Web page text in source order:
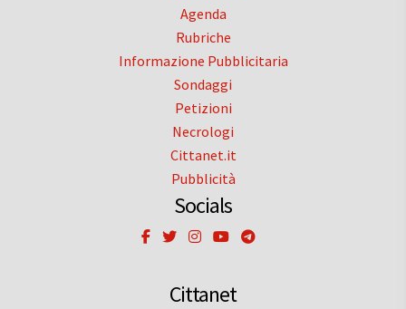
Agenda
Rubriche
Informazione Pubblicitaria
Sondaggi
Petizioni
Necrologi
Cittanet.it
Pubblicità
Socials
Cittanet